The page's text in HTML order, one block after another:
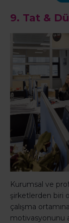
9. Tat &
Kurumsal ve
şirketlerden biri
çalışma
motivasyonunu